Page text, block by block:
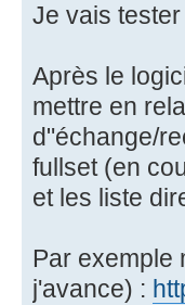
Je vais
Après le
mettre en
d"échange/
fullset (en
et les liste
Par exemple
j'avance) :